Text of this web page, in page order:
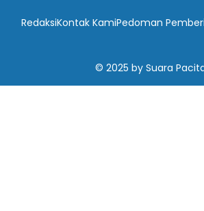
RedaksiKontak KamiPedoman
© 2025 by Suara